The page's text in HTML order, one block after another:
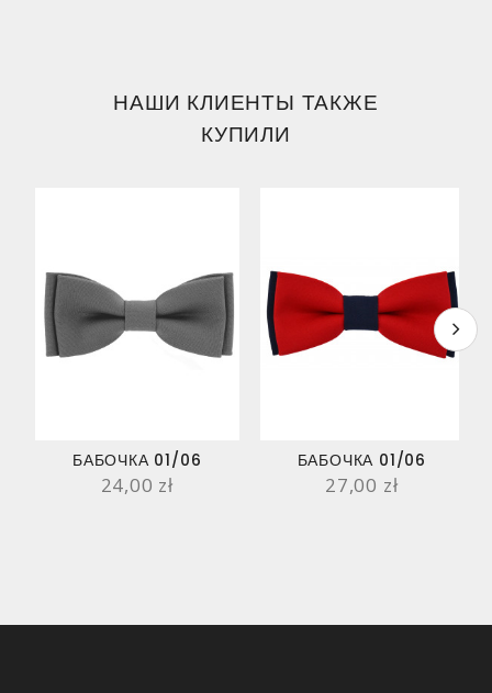
НАШИ КЛИЕНТЫ ТАКЖЕ
КУПИЛИ
БАБОЧКА 01/06
24,00 zł
БАБОЧКА 01/06
27,00 zł